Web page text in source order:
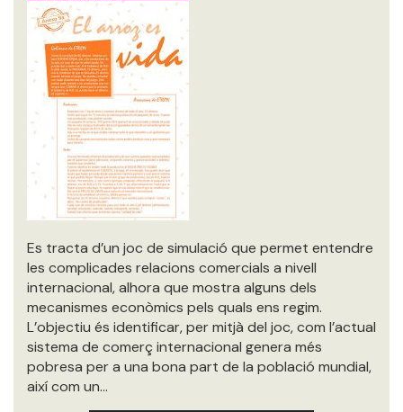
Es tracta d’un joc de simulació que permet entendre
les complicades relacions comercials a nivell
internacional, alhora que mostra alguns dels
mecanismes econòmics pels quals ens regim.
L’objectiu és identificar, per mitjà del joc, com l’actual
sistema de comerç internacional genera més
pobresa per a una bona part de la població mundial,
així com un…